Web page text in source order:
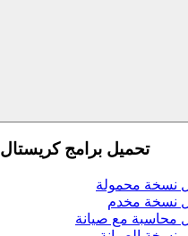
Search
تحميل برامج كريستال
نسخة محمولة
نسخة مخدم
محاسبة مع صيانة